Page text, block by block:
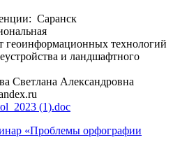
Саранск
геоинформационных технологий
и ландшафтного
Светлана Александровна
(1).doc
«Проблемы орфографии